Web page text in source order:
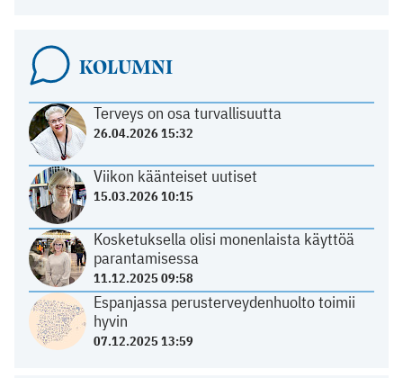
KOLUMNI
Terveys on osa turvallisuutta
26.04.2026 15:32
Viikon käänteiset uutiset
15.03.2026 10:15
Kosketuksella olisi monenlaista käyttöä
parantamisessa
11.12.2025 09:58
Espanjassa perusterveydenhuolto toimii
hyvin
07.12.2025 13:59